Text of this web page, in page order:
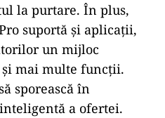
la purtare. În plus,
suportă și aplicații,
un mijloc
mai multe funcții.
sporească în
a ofertei.